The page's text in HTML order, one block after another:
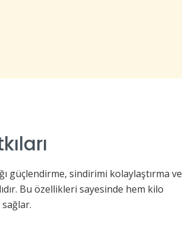
güçlendirme, sindirimi kolaylaştırma ve
Bu özellikleri sayesinde hem kilo